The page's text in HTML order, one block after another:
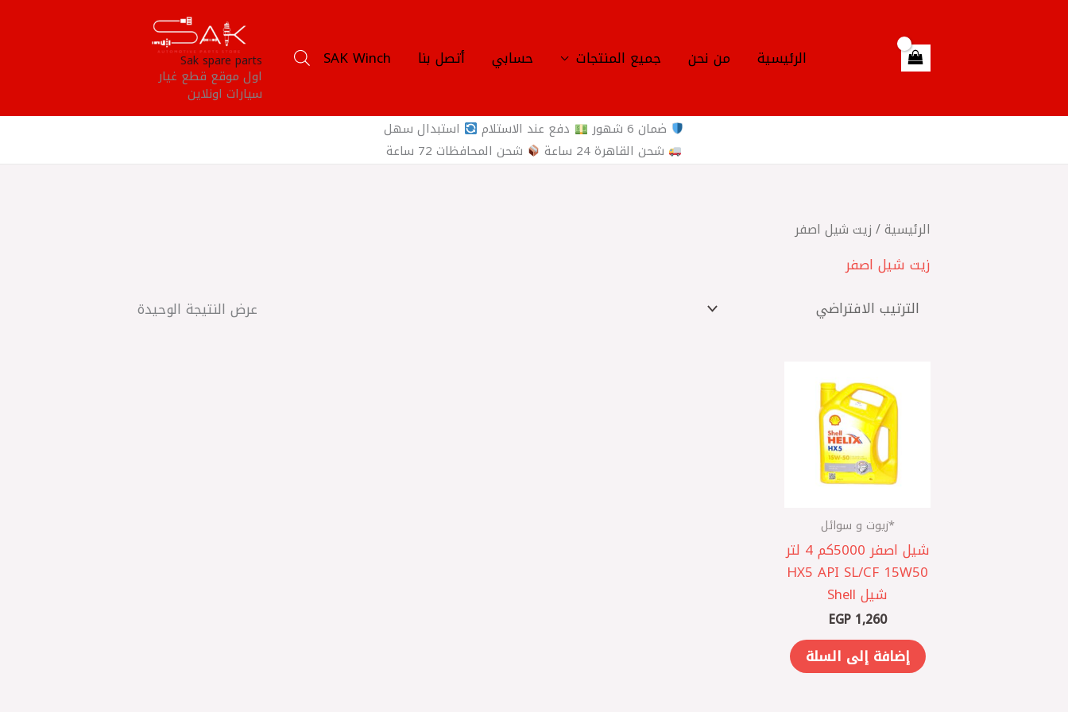
الرئيسية من نحن جميع المنتجات حسابي أتصل بنا SAK Winch
Sak spare parts
اول موقع قطع غيار
سيارات اونلاين
ضمان 6 شهور
دفع عند الاستلام
استبدال سهل
شحن القاهرة 24 ساعة
شحن المحافظات 72 ساعة
الرئيسية/ زيت شيل اصفر
زيت شيل اصفر
عرض النتيجة الوحيدة
*زيوت و سوائل
شيل اصفر 5000كم 4 لتر
HX5 API SL/CF 15W50
شيل Shell
EGP1,260
إضافة إلى السلة